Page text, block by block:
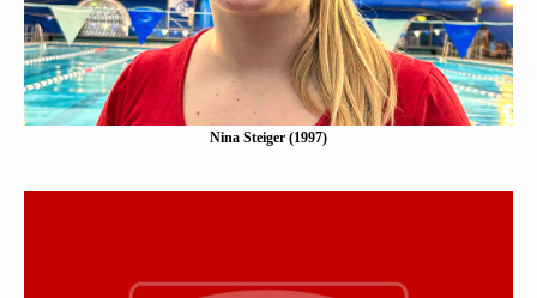
Mehr erfahen
Nina Steiger (1997)
Frederick von Eichstedt